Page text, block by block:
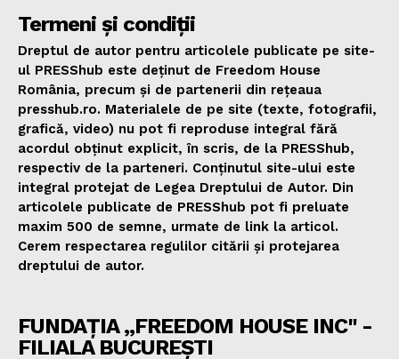
Termeni și condiții
Dreptul de autor pentru articolele publicate pe site-
ul PRESShub este deținut de Freedom House
România, precum și de partenerii din rețeaua
presshub.ro. Materialele de pe site (texte, fotografii,
grafică, video) nu pot fi reproduse integral fără
acordul obținut explicit, în scris, de la PRESShub,
respectiv de la parteneri. Conținutul site-ului este
integral protejat de Legea Dreptului de Autor. Din
articolele publicate de PRESShub pot fi preluate
maxim 500 de semne, urmate de link la articol.
Cerem respectarea regulilor citării și protejarea
dreptului de autor.
FUNDAȚIA „FREEDOM HOUSE INC" -
FILIALA BUCUREȘTI